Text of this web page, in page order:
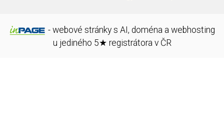
- webové stránky s AI, doména a webhosting
u jediného 5★ registrátora v ČR